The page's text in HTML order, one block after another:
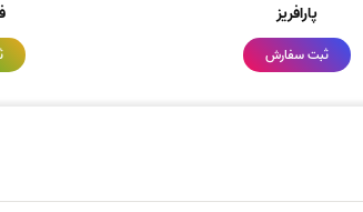
پارافریز
ثبت سفارش